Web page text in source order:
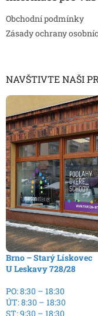
Obchodní podmínky
Zásady ochrany
NAVŠTIVTE NAŠI
Brno – Starý Lískovec
U Leskavy 728/28
PO: 8:30 – 18:30
ÚT: 8:30 – 18:30
ST: 9:30 – 18:30